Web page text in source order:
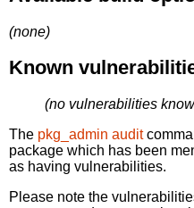
(none)
Known
(no vulnerabilities
The pkg_admin audit
package which has been
as having vulnerabilities.
Please note the